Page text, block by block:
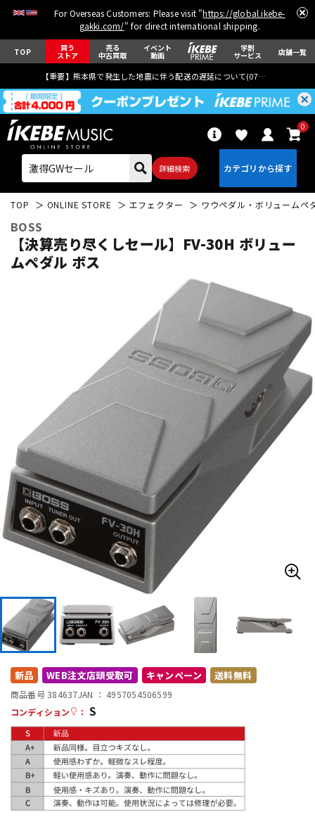
For Overseas Customers: Please visit "https://global.ikebe-
gakki.com/" for direct international shipping.
TOP 買う
ストア
売る
中古買取
イベント
動画
学割
サービス 店舗一覧
【重要】熊本県で発生した地震に伴う配送の遅延について(07月29日
詳細検索
0
アコギ/エレアコ
ウクレレ
ドラム パーカッション
電子ピアノ
管楽器 その他楽器
アンプ
DTM オンライン納品 レコーディング機器
配信/ライブ機器
中古 ヴィンテージ
TOP ONLINE STORE エフェクター ワウペダル・ボリュームペ
BOSS
【決算売り尽くしセール】FV-30H ボリュー
ムペダル ボス
新品 WEB注文店頭受取可 キャンペーン 送料無料
商品番号 384637JAN ： 4957054506599
コンディション
： S